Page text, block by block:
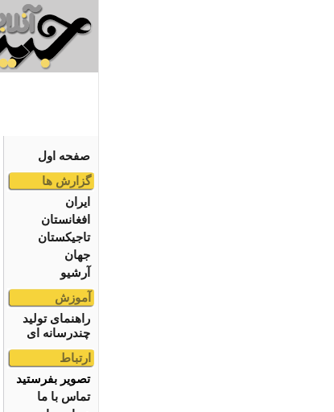
صفحه اول
گزارش ها
ایران
افغانستان
تاجیکستان
جهان
آرشیو
آموزش
راهنمای تولید
چندرسانه ای
ارتباط
تصویر بفرستید
تماس با ما